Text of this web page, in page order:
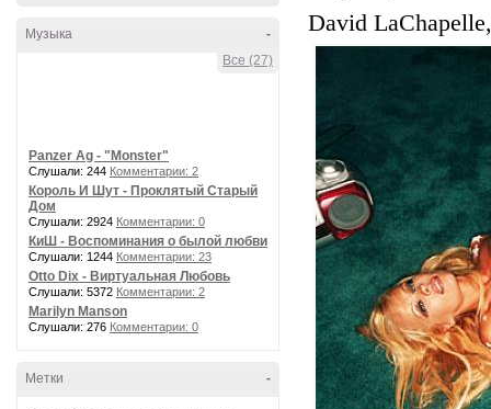
-
Музыка
Все (27)
Panzer Ag - "Monster"
Слушали: 244 Комментарии: 2
Король И Шут - Проклятый Старый
Дом
Слушали: 2924 Комментарии: 0
КиШ - Воспоминания о былой любви
Слушали: 1244 Комментарии: 23
Otto Dix - Виртуальная Любовь
Слушали: 5372 Комментарии: 2
Marilyn Manson
Слушали: 276 Комментарии: 0
-
Метки
David